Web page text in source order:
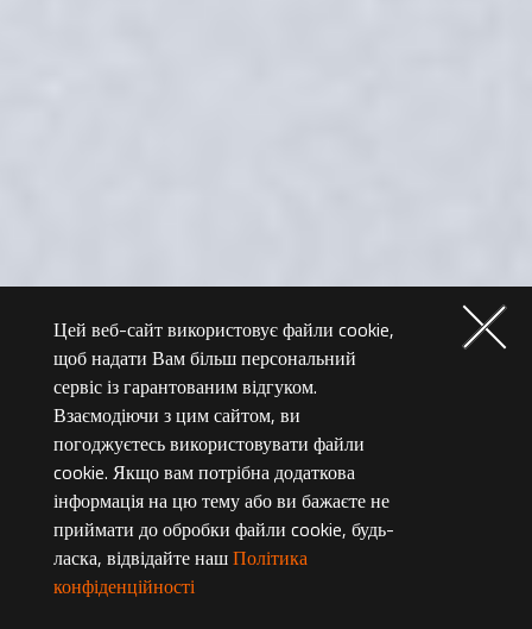
Цей веб-сайт використовує файли cookie,
щоб надати Вам більш персональний
сервіс із гарантованим відгуком.
Взаємодіючи з цим сайтом, ви
погоджуєтесь використовувати файли
cookie. Якщо вам потрібна додаткова
інформація на цю тему або ви бажаєте не
приймати до обробки файли cookie, будь-
ласка, відвідайте нашПолітика
конфіденційності